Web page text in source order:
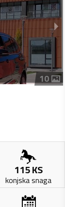
10
115KS
konjska snaga